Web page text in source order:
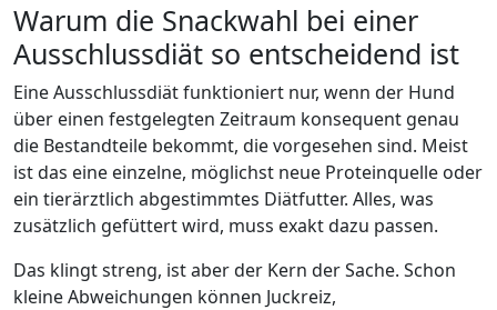
Warum die Snackwahl bei einer
Ausschlussdiät so entscheidend ist
Eine Ausschlussdiät funktioniert nur, wenn der Hund
über einen festgelegten Zeitraum konsequent genau
die Bestandteile bekommt, die vorgesehen sind. Meist
ist das eine einzelne, möglichst neue Proteinquelle oder
ein tierärztlich abgestimmtes Diätfutter. Alles, was
zusätzlich gefüttert wird, muss exakt dazu passen.
Das klingt streng, ist aber der Kern der Sache. Schon
kleine Abweichungen können Juckreiz,